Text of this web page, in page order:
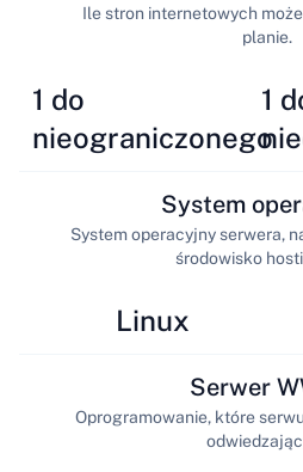
1 do
nieograniczonego
Ile stron internetowych
planie.
1
Linux
System
System operacyjny serwera,
środowisko
Serwer
Oprogramowanie, które